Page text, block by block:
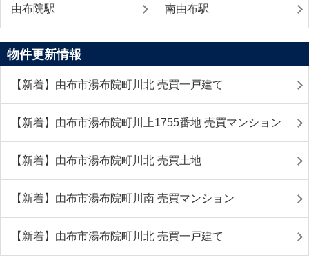
由布院駅 南由布駅
物件更新情報
【新着】由布市湯布院町川北 売買一戸建て
【新着】由布市湯布院町川上1755番地 売買マンション
【新着】由布市湯布院町川北 売買土地
【新着】由布市湯布院町川南 売買マンション
【新着】由布市湯布院町川北 売買一戸建て